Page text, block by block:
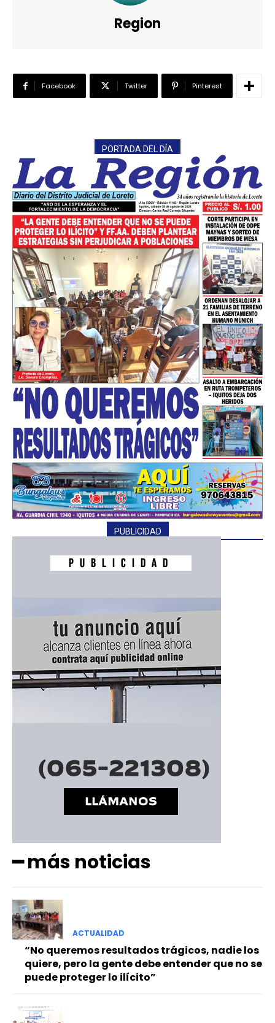
━ Planes
Region
Facebook Twitter Pinterest
PORTADA DEL DÍA
PUBLICIDAD
━ más noticias
ACTUALIDAD
“No queremos resultados trágicos, nadie los
quiere, pero la gente debe entender que no se
puede proteger lo ilícito”